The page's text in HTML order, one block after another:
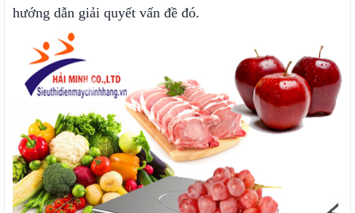
hướng dẫn giải quyết vấn đề đó.